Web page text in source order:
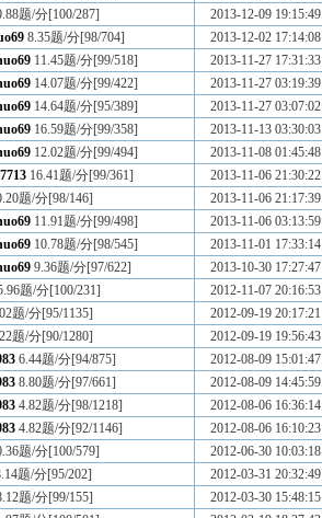
题/分[100/287]
2013-12-09 19:15:49
8.35题/分[98/704]
2013-12-02 17:14:08
11.45题/分[99/518]
2013-11-27 17:31:33
14.07题/分[99/422]
2013-11-27 03:19:39
14.64题/分[95/389]
2013-11-27 03:07:02
16.59题/分[99/358]
2013-11-13 03:30:03
12.02题/分[99/494]
2013-11-08 01:45:48
16.41题/分[99/361]
2013-11-06 21:30:22
题/分[98/146]
2013-11-06 21:17:39
11.91题/分[99/498]
2013-11-06 03:13:59
10.78题/分[98/545]
2013-11-01 17:33:14
9.36题/分[97/622]
2013-10-30 17:27:47
题/分[100/231]
2012-11-07 20:16:53
题/分[95/1135]
2012-09-19 20:17:21
题/分[90/1280]
2012-09-19 19:56:43
6.44题/分[94/875]
2012-08-09 15:01:47
8.80题/分[97/661]
2012-08-09 14:45:59
4.82题/分[98/1218]
2012-08-06 16:36:14
4.82题/分[92/1146]
2012-08-06 16:10:23
题/分[100/579]
2012-06-30 10:03:18
题/分[95/202]
2012-03-31 20:32:49
题/分[99/155]
2012-03-30 15:48:15